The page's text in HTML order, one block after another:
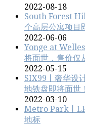
2022-08-18
South Forest
个高层公寓项目
2022-06-06
Yonge at
将面世，售价仅
2022-05-15
SIX99丨奢华设
地铁盘即将面世！
2022-03-10
Metro Park丨
地标